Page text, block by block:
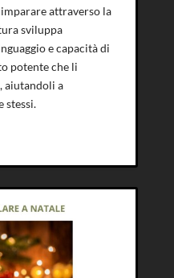
attraverso la
sviluppa
e capacità di
potente che li
aiutandoli a
stessi.